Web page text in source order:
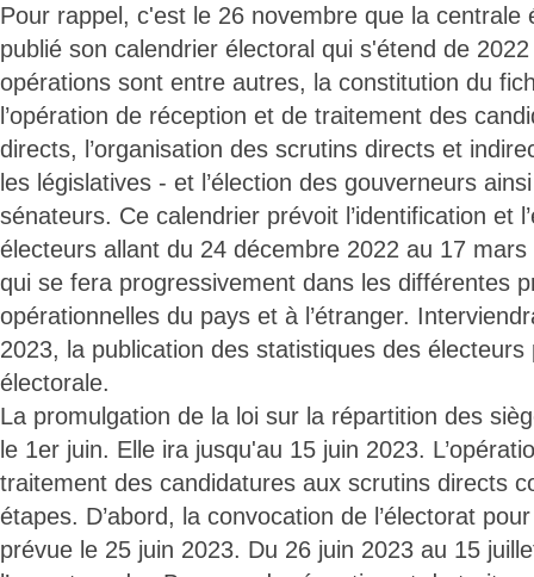
Pour rappel, c'est le 26 novembre que la centrale
publié son calendrier électoral qui s'étend de
opérations sont entre autres, la constitution du
l’opération de réception et de traitement des
directs, l’organisation des scrutins directs et
les législatives - et l’élection des gouverneurs
sénateurs. Ce calendrier prévoit l’identification et
électeurs allant du 24 décembre 2022 au 17
qui se fera progressivement dans les différentes
opérationnelles du pays et à l’étranger.
2023, la publication des statistiques des
électorale.
La promulgation de la loi sur la répartition des
le 1er juin. Elle ira jusqu'au 15 juin 2023.
traitement des candidatures aux scrutins directs
étapes. D’abord, la convocation de l’électorat
prévue le 25 juin 2023. Du 26 juin 2023 au 15